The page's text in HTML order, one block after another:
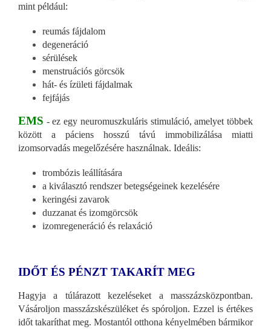
mint például:
reumás fájdalom
degeneráció
sérülések
menstruációs görcsök
hát- és ízületi fájdalmak
fejfájás
EMS - ez egy neuromuszkuláris stimuláció, amelyet többek
között a páciens hosszú távú immobilizálása miatti
izomsorvadás megelőzésére használnak. Ideális:
trombózis leállítására
a kiválasztó rendszer betegségeinek kezelésére
keringési zavarok
duzzanat és izomgörcsök
izomregeneráció és relaxáció
IDŐT ÉS PÉNZT TAKARÍT MEG
Hagyja a túlárazott kezeléseket a masszázsközpontban.
Vásároljon masszázskészüléket és spóroljon. Ezzel is értékes
időt takaríthat meg. Mostantól otthona kényelmében bármikor